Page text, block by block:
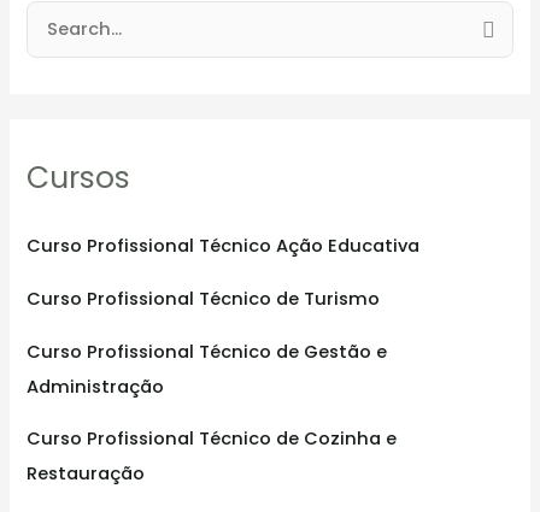
c
f
r
:
Cursos
Curso Profissional Técnico Ação Educativa
Curso Profissional Técnico de Turismo
Curso Profissional Técnico de Gestão e
Administração
Curso Profissional Técnico de Cozinha e
Restauração